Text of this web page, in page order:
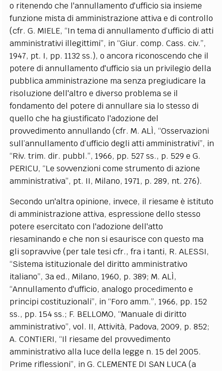
o ritenendo che l'annullamento d'ufficio sia insieme
funzione mista di amministrazione attiva e di controllo
(cfr. G. MIELE, “In tema di annullamento d’ufficio di atti
amministrativi illegittimi”, in “Giur. comp. Cass. civ.”,
1947, pt. I, pp. 1132 ss.), o ancora riconoscendo che il
potere di annullamento d'ufficio sia un privilegio della
pubblica amministrazione ma senza pregiudicare la
risoluzione dell'altro e diverso problema se il
fondamento del potere di annullare sia lo stesso di
quello che ha giustificato l'adozione del
provvedimento annullando (cfr. M. ALÌ, “Osservazioni
sull’annullamento d’ufficio degli atti amministrativi”, in
“Riv. trim. dir. pubbl.”, 1966, pp. 527 ss., p. 529 e G.
PERICU, “Le sovvenzioni come strumento di azione
amministrativa”, pt. II, Milano, 1971, p. 289, nt. 276).
Secondo un'altra opinione, invece, il riesame è istituto
di amministrazione attiva, espressione dello stesso
potere esercitato con l'adozione dell'atto
riesaminando e che non si esaurisce con questo ma
gli sopravvive (per tale tesi cfr., fra i tanti, R. ALESSI,
“Sistema istituzionale del diritto amministrativo
italiano”, 3a ed., Milano, 1960, p. 389; M. ALÌ,
“Annullamento d'ufficio, analogo procedimento e
principi costituzionali”, in “Foro amm.”, 1966, pp. 152
ss., pp. 154 ss.; F. BELLOMO, “Manuale di diritto
amministrativo”, vol. II, Attività, Padova, 2009, p. 852;
A. CONTIERI, “Il riesame del provvedimento
amministrativo alla luce della legge n. 15 del 2005.
Prime riflessioni”, in G. CLEMENTE DI SAN LUCA (a